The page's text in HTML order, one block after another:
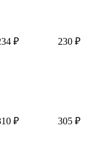
₽ 230 ₽
₽ 305 ₽